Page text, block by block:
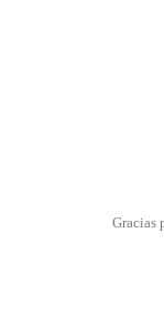
Gracias